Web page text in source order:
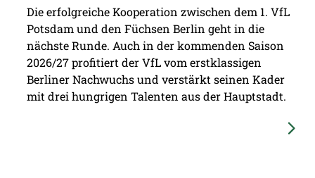
Die erfolgreiche Kooperation zwischen dem 1. VfL
Potsdam und den Füchsen Berlin geht in die
nächste Runde. Auch in der kommenden Saison
2026/27 profitiert der VfL vom erstklassigen
Berliner Nachwuchs und verstärkt seinen Kader
mit drei hungrigen Talenten aus der Hauptstadt.